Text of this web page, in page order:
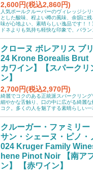
2,600円(税込2,860円)
人気ポールクルーバーのヴィレッジシ
とした酸味、程よい樽の風味、余韻に
味が心地よい、素晴らしい逸品です！
ドネよりも気持ち軽快な印象で、バラン
クローヌ ボレアリス ブ
24 Krone Borealis Brut
カワイン】【スパークリ
ン】
2,700円(税込2,970円)
綺麗でコクのある正統派スパークリン
細やかな舌触り、口の中に広がる綺麗
コク。多くの人を魅了する素晴らしい一
クルーガー・ファミリー
サン・シェーヌ・ピノ・
024 Kruger Family
hene Pinot Noir 【南ア
ン】 【赤ワイン】